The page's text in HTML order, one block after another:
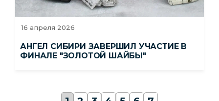
16 апреля 2026
АНГЕЛ СИБИРИ ЗАВЕРШИЛ УЧАСТИЕ В
ФИНАЛЕ "ЗОЛОТОЙ ШАЙБЫ"